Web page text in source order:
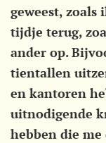
geweest, zoals
tijdje terug,
ander op.
tientallen
en kantoren
uitnodigende
hebben die